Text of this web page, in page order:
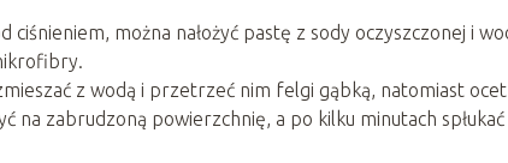
ciśnieniem, można nałożyć pastę z sody oczyszczonej i
z wodą i przetrzeć nim felgi gąbką, natomiast ocet
na zabrudzoną powierzchnię, a po kilku minutach spłukać